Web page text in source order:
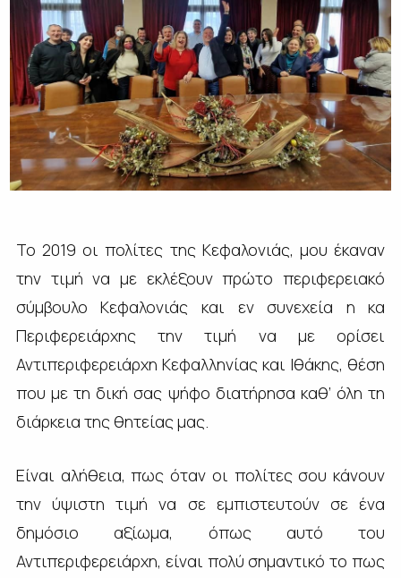
Το 2019 οι πολίτες της Κεφαλονιάς, μου έκαναν
την τιμή να με εκλέξουν πρώτο περιφερειακό
σύμβουλο Κεφαλονιάς και εν συνεχεία η κα
Περιφερειάρχης την τιμή να με ορίσει
Αντιπεριφερειάρχη Κεφαλληνίας και Ιθάκης, θέση
που με τη δική σας ψήφο διατήρησα καθ’ όλη τη
διάρκεια της θητείας μας.
Είναι αλήθεια, πως όταν οι πολίτες σου κάνουν
την ύψιστη τιμή να σε εμπιστευτούν σε ένα
δημόσιο αξίωμα, όπως αυτό του
Αντιπεριφερειάρχη, είναι πολύ σημαντικό το πως